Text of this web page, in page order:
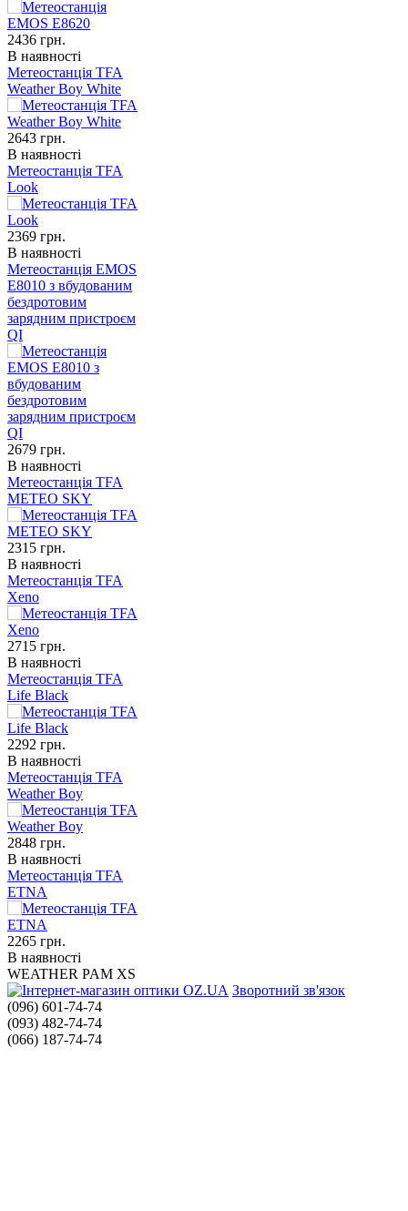
2436 грн.
В наявності
Метеостанція TFA
Weather Boy White
2643 грн.
В наявності
Метеостанція TFA
Look
2369 грн.
В наявності
Метеостанція EMOS
E8010 з вбудованим
бездротовим
зарядним пристроєм
QI
2679 грн.
В наявності
Метеостанція TFA
METEO SKY
2315 грн.
В наявності
Метеостанція TFA
Xeno
2715 грн.
В наявності
Метеостанція TFA
Life Black
2292 грн.
В наявності
Метеостанція TFA
Weather Boy
2848 грн.
В наявності
Метеостанція TFA
ETNA
2265 грн.
В наявності
WEATHER PAM XS
Зворотний зв'язок
(096) 601-74-74
(093) 482-74-74
(066) 187-74-74